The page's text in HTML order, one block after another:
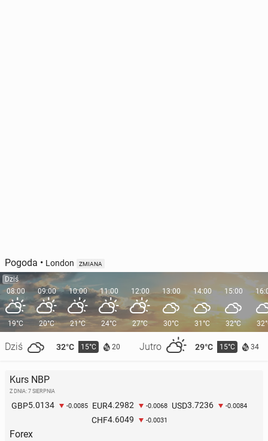
Pogoda • London ZMIANA
Dziś
08:00
19°C
Dziś 32°C 15°C 20 Jutro 29°C 15°C 34
09:00
20°C
10:00
21°C
11:00
24°C
12:00
27°C
13:00
30°C
14:00
31°C
15:00
32°C
Kurs NBP
Z DNIA: 7 SIERPNIA
GBP5.0134 -0.0085 EUR4.2982 -0.0068 USD3.7236 -0.0084
CHF4.6049 -0.0031
Forex